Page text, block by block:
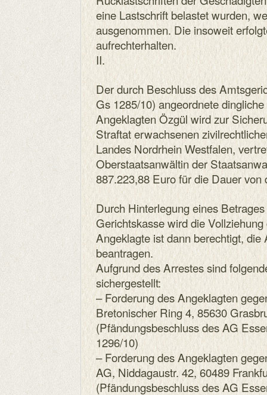
eine Lastschrift belastet wurden,
ausgenommen. Die insoweit
aufrechterhalten.
II.
Der durch Beschluss des
Gs 1285/10) angeordnete
Angeklagten Özgül wird zur
Straftat erwachsenen
Landes Nordrhein Westfalen,
Oberstaatsanwältin der
887.223,88 Euro für die Dauer
Durch Hinterlegung eines
Gerichtskasse wird die
Angeklagte ist dann berechtigt,
beantragen.
Aufgrund des Arrestes sind
sichergestellt:
– Forderung des Angeklagten
Bretonischer Ring 4, 85630
(Pfändungsbeschluss des AG
1296/10)
– Forderung des Angeklagten
AG, Niddagaustr. 42, 60489
(Pfändungsbeschluss des AG